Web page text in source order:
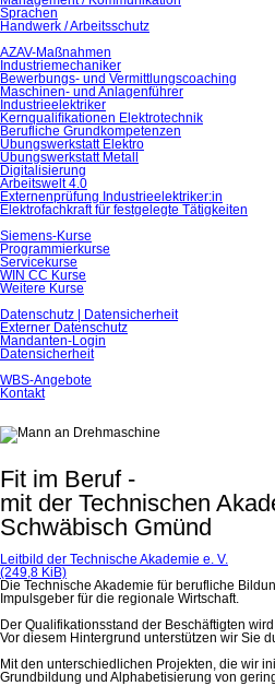
Sprachen
Handwerk / Arbeitsschutz
AZAV-Maßnahmen
Industriemechaniker
Bewerbungs- und Vermittlungscoaching
Maschinen- und Anlagenführer
Industrieelektriker
Kernqualiﬁkationen Elektrotechnik
Berufliche Grundkompetenzen
Übungswerkstatt Elektro
Übungswerkstatt Metall
Digitalisierung
Arbeitswelt 4.0
Externenprüfung Industrieelektriker:in
Elektrofachkraft für festgelegte Tätigkeiten
Siemens-Kurse
Programmierkurse
Servicekurse
WIN CC Kurse
Weitere Kurse
Datenschutz | Datensicherheit
Externer Datenschutz
Mandanten-Login
Datensicherheit
WBS-Angebote
Kontakt
Fit im Beruf -
mit der Technischen
Schwäbisch Gmünd
Leitbild der Technische Akademie e. V.
(249,8 KiB)
Die Technische Akademie für berufliche
Impulsgeber für die regionale Wirtschaft.
Der Qualifikationsstand der Beschäftigten
Vor diesem Hintergrund unterstützen wir Sie
Mit den unterschiedlichen Projekten, die wir
Grundbildung und Alphabetisierung von